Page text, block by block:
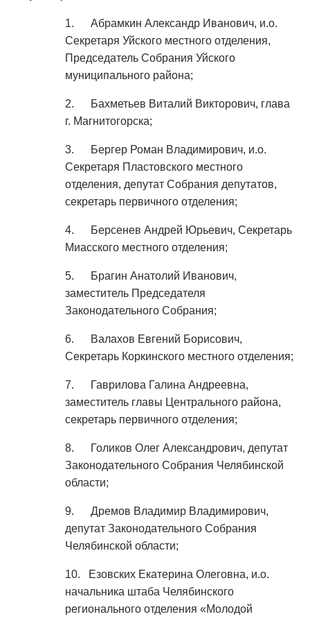
1. Абрамкин Александр Иванович, и.о.
Секретаря Уйского местного отделения,
Председатель Собрания Уйского
муниципального района;
2. Бахметьев Виталий Викторович, глава
г. Магнитогорска;
3. Бергер Роман Владимирович, и.о.
Секретаря Пластовского местного
отделения, депутат Собрания депутатов,
секретарь первичного отделения;
4. Берсенев Андрей Юрьевич, Секретарь
Миасского местного отделения;
5. Брагин Анатолий Иванович,
заместитель Председателя
Законодательного Собрания;
6. Валахов Евгений Борисович,
Секретарь Коркинского местного отделения;
7. Гаврилова Галина Андреевна,
заместитель главы Центрального района,
секретарь первичного отделения;
8. Голиков Олег Александрович, депутат
Законодательного Собрания Челябинской
области;
9. Дремов Владимир Владимирович,
депутат Законодательного Собрания
Челябинской области;
10. Езовских Екатерина Олеговна, и.о.
начальника штаба Челябинского
регионального отделения «Молодой